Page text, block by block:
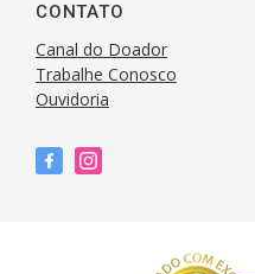
CONTATO
Canal do Doador
Trabalhe Conosco
Ouvidoria